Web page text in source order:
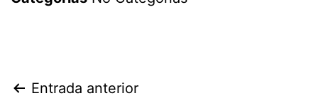
Entrada anterior